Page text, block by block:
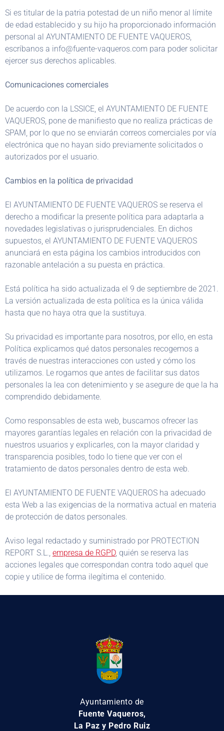
Si es titular de la patria potestad de un niño menor al límite
de edad establecido y su hijo ha proporcionado información
personal al AYUNTAMIENTO DE FUENTE VAQUEROS,
escríbanos a info@fuente-vaqueros.com para poder solicitar
ejercer sus derechos aplicables.
Comunicaciones comerciales
De acuerdo con la LSSICE, el AYUNTAMIENTO DE FUENTE
VAQUEROS, pone de manifiesto que no realiza prácticas de
SPAM, por lo que no se enviarán correos comerciales por vía
electrónica que no hayan sido previamente solicitados o
autorizados por el usuario.
Cambios en la política de privacidad
El AYUNTAMIENTO DE FUENTE VAQUEROS se reserva el
derecho a modificar la presente política para adaptarla a
novedades legislativas o jurisprudenciales. En dichos
supuestos, el AYUNTAMIENTO DE FUENTE VAQUEROS
anunciará en esta página los cambios introducidos con
razonable antelación a su puesta en práctica.
Está política ha sido actualizada el 9 de septiembre de 2021.
La versión actualizada de esta política es la única válida
hasta que no haya otra que la sustituya.
Su privacidad es importante para nosotros, por ello, en esta
Política explicamos qué datos personales recogemos a
través de nuestras interacciones con usted y cómo los
utilizamos. Le rogamos que antes de facilitar sus datos
personales la lea con detenimiento y se asegure de que la ha
comprendido debidamente.
Como responsables de esta web, buscamos ofrecer las
mayores garantías legales en relación con la privacidad de
nuestros usuarios y explicarles, con la mayor claridad y
transparencia posibles, todo lo tiene que ver con el
tratamiento de datos personales dentro de esta web.
El AYUNTAMIENTO DE FUENTE VAQUEROS ha adecuado
esta Web a las exigencias de la normativa actual en materia
de protección de datos personales.
Aviso legal redactado y suministrado por PROTECTION
REPORT S.L., empresa de RGPD, quién se reserva las
acciones legales que correspondan contra todo aquel que
copie y utilice de forma ilegítima el contenido.
Ayuntamiento de
Fuente Vaqueros,
La Paz y Pedro Ruiz